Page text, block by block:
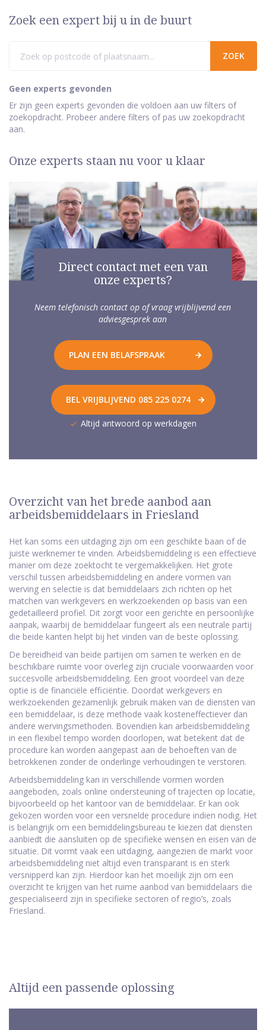
Zoek een expert bij u in de buurt
Geen experts gevonden
Er zijn geen experts gevonden die voldoen aan uw filters of
zoekopdracht. Probeer andere filters of pas uw zoekopdracht
aan.
Onze experts staan nu voor u klaar
Direct contact met een van
onze experts?
Neem telefonisch contact op of vraag vrijblijvend een
adviesgesprek aan
PLAN EEN BELAFSPRAAK
BEL VRIJBLIJVEND 085 225 0274
Altijd antwoord op werkdagen
Overzicht van het brede aanbod aan
arbeidsbemiddelaars in Friesland
Het kan soms een uitdaging zijn om een geschikte baan of de
juiste werknemer te vinden. Arbeidsbemiddeling is een effectieve
manier om deze zoektocht te vergemakkelijken. Het grote
verschil tussen arbeidsbemiddeling en andere vormen van
werving en selectie is dat bemiddelaars zich richten op het
matchen van werkgevers en werkzoekenden op basis van een
gedetailleerd profiel. Dit zorgt voor een gerichte en persoonlijke
aanpak, waarbij de bemiddelaar fungeert als een neutrale partij
die beide kanten helpt bij het vinden van de beste oplossing.
De bereidheid van beide partijen om samen te werken en de
beschikbare ruimte voor overleg zijn cruciale voorwaarden voor
succesvolle arbeidsbemiddeling. Een groot voordeel van deze
optie is de financiële efficiëntie. Doordat werkgevers en
werkzoekenden gezamenlijk gebruik maken van de diensten van
een bemiddelaar, is deze methode vaak kosteneffectiever dan
andere wervingsmethoden. Bovendien kan arbeidsbemiddeling
in een flexibel tempo worden doorlopen, wat betekent dat de
procedure kan worden aangepast aan de behoeften van de
betrokkenen zonder de onderlinge verhoudingen te verstoren.
Arbeidsbemiddeling kan in verschillende vormen worden
aangeboden, zoals online ondersteuning of trajecten op locatie,
bijvoorbeeld op het kantoor van de bemiddelaar. Er kan ook
gekozen worden voor een versnelde procedure indien nodig. Het
is belangrijk om een bemiddelingsbureau te kiezen dat diensten
aanbiedt die aansluiten op de specifieke wensen en eisen van de
situatie. Dit vormt vaak een uitdaging, aangezien de markt voor
arbeidsbemiddeling niet altijd even transparant is en sterk
versnipperd kan zijn. Hierdoor kan het moeilijk zijn om een
overzicht te krijgen van het ruime aanbod van bemiddelaars die
gespecialiseerd zijn in specifieke sectoren of regio’s, zoals
Friesland.
Altijd een passende oplossing